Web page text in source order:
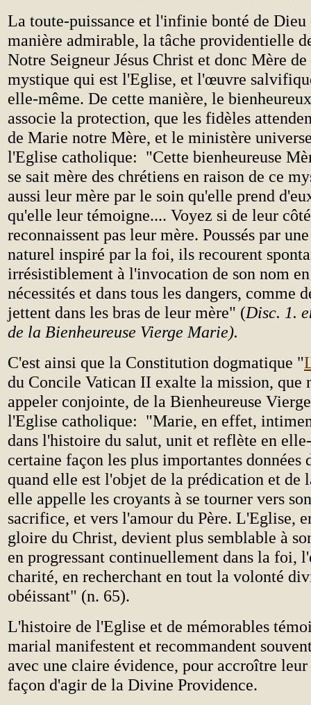
La toute-puissance et l'infinie bonté de
manière admirable, la tâche providentielle
Notre Seigneur Jésus Christ et donc Mère de
mystique qui est l'Eglise, et l'œuvre
elle-même. De cette manière, le
associe la protection, que les fidèles
de Marie notre Mère, et le ministère
l'Eglise catholique: "Cette bienheureuse
se sait mère des chrétiens en raison de ce
aussi leur mère par le soin qu'elle prend
qu'elle leur témoigne.... Voyez si de leur
reconnaissent pas leur mère. Poussés par
naturel inspiré par la foi, ils recourent
irrésistiblement à l'invocation de son nom
nécessités et dans tous les dangers, comme
jettent dans les bras de leur mère" (Disc. 1.
de la Bienheureuse Vierge Marie).
C'est ainsi que la Constitution dogmatique "
du Concile Vatican II exalte la mission, que
appeler conjointe, de la Bienheureuse
l'Eglise catholique: "Marie, en effet,
dans l'histoire du salut, unit et reflète en
certaine façon les plus importantes données
quand elle est l'objet de la prédication et de
elle appelle les croyants à se tourner vers
sacrifice, et vers l'amour du Père. L'Eglise,
gloire du Christ, devient plus semblable à
en progressant continuellement dans la foi,
charité, en recherchant en tout la volonté
obéissant" (n. 65).
L'histoire de l'Eglise et de mémorables
marial manifestent et recommandent
avec une claire évidence, pour accroître
façon d'agir de la Divine Providence.